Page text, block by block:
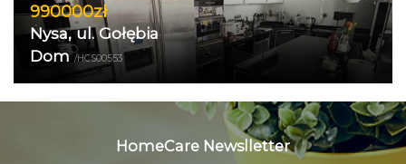
990000zł
Nysa, ul. Gołębia
Dom/HCS00553
HomeCare Newslletter